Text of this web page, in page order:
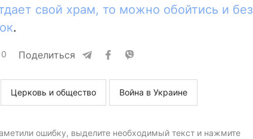
свой храм, то можно обойтись и без
.
0 Поделиться
Церковь и общество Война в Украине
ошибку, выделите необходимый текст и нажмите